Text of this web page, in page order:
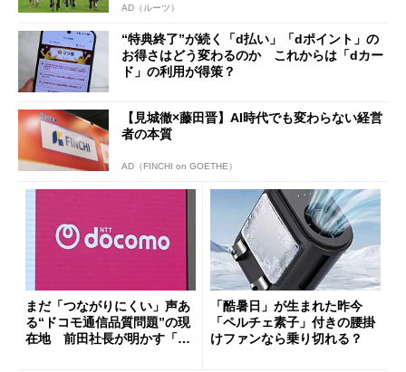
AD（ルーツ）
“特典終了”が続く「d払い」「dポイント」の
お得さはどう変わるのか これからは「dカー
ド」の利用が得策？
【見城徹×藤田晋】AI時代でも変わらない経営
者の本質
AD（FINCHI on GOETHE）
まだ「つながりにくい」声あ
る“ドコモ通信品質問題”の現
在地 前田社長が明かす「道
「酷暑日」が生まれた昨今
「ペルチェ素子」付きの腰掛
けファンなら乗り切れる？